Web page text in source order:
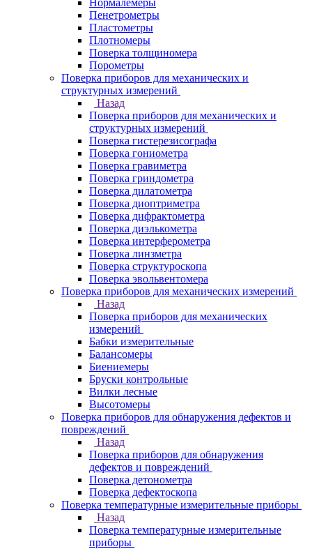
Нормалемеры
Пенетрометры
Пластометры
Плотномеры
Поверка толщиномера
Порометры
Поверка приборов для механических и
структурных измерений
Назад
Поверка приборов для механических и
структурных измерений
Поверка гистерезисографа
Поверка гониометра
Поверка гравиметра
Поверка гриндометра
Поверка дилатометра
Поверка диоптриметра
Поверка дифрактометра
Поверка диэлькометра
Поверка интерферометра
Поверка линзметра
Поверка структуроскопа
Поверка эвольвентомера
Поверка приборов для механических измерений
Назад
Поверка приборов для механических
измерений
Бабки измерительные
Балансомеры
Биениемеры
Бруски контрольные
Вилки лесные
Высотомеры
Поверка приборов для обнаружения дефектов и
повреждений
Назад
Поверка приборов для обнаружения
дефектов и повреждений
Поверка детонометра
Поверка дефектоскопа
Поверка температурные измерительные приборы
Назад
Поверка температурные измерительные
приборы